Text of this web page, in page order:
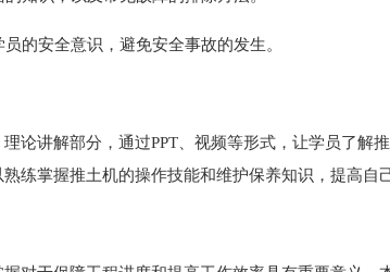
的安全意识，避免安全事故的发生。
论讲解部分，通过PPT、视频等形式，让学员了解
练掌握推土机的操作技能和维护保养知识，提高自